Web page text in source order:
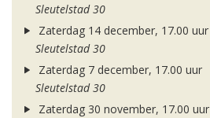
Sleutelstad 30
Zaterdag 14 december, 17.00 uur
Sleutelstad 30
Zaterdag 7 december, 17.00 uur
Sleutelstad 30
Zaterdag 30 november, 17.00 uur